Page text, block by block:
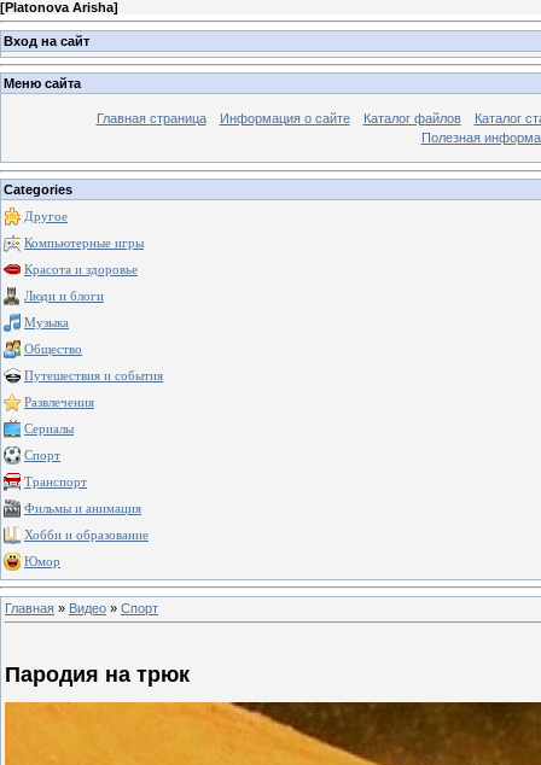
[Platonova Arisha]
Вход на сайт
Меню сайта
Главная страница Информация о сайте Каталог файлов
Каталог
Полезная
Categories
Другое
Компьютерные игры
Красота и здоровье
Люди и блоги
Музыка
Общество
Путешествия и события
Развлечения
Сериалы
Спорт
Транспорт
Фильмы и анимация
Хобби и образование
Юмор
Главная » Видео » Спорт
Пародия на трюк